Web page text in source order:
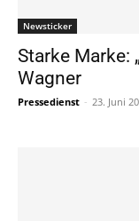
Newsticker
Starke Marke:
Wagner
Pressedienst - 23. Juni